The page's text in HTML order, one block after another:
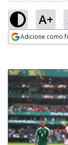
A+
Adicione como